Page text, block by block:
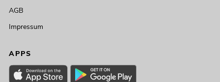
AGB
Impressum
APPS